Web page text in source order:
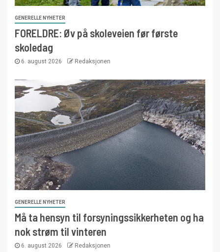
GENERELLE NYHETER
FORELDRE: Øv på skoleveien før første
skoledag
6. august 2026 Redaksjonen
GENERELLE NYHETER
Må ta hensyn til forsyningssikkerheten og ha
nok strøm til vinteren
6. august 2026 Redaksjonen